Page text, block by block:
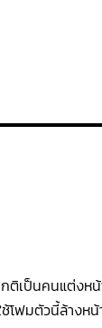
ติเป็นคนแต่งห
ฟมตัวนี้ล้างหน้